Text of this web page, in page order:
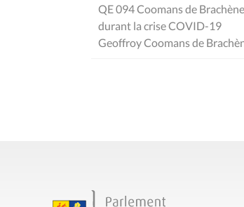
QE 094 Coomans de
durant la crise COVID-19
Geoffroy Coomans de